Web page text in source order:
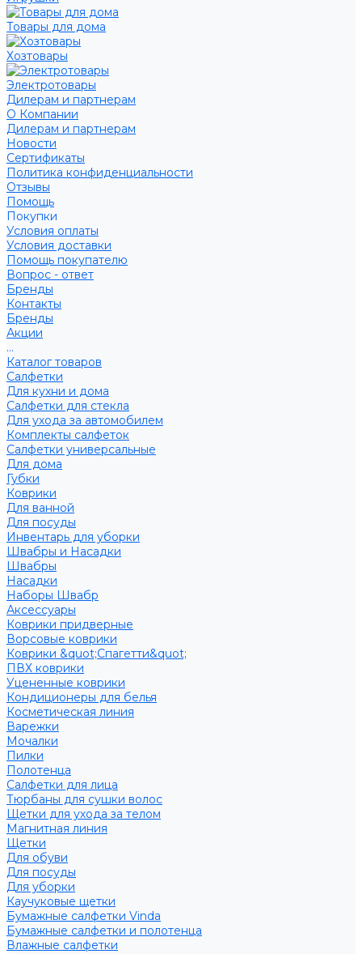
Товары для дома
Хозтовары
Электротовары
Дилерам и партнерам
О Компании
Дилерам и партнерам
Новости
Сертификаты
Политика конфиденциальности
Отзывы
Помощь
Покупки
Условия оплаты
Условия доставки
Помощь покупателю
Вопрос - ответ
Бренды
Контакты
Бренды
Акции
...
Каталог товаров
Салфетки
Для кухни и дома
Салфетки для стекла
Для ухода за автомобилем
Комплекты салфеток
Салфетки универсальные
Для дома
Губки
Коврики
Для ванной
Для посуды
Инвентарь для уборки
Швабры и Насадки
Швабры
Насадки
Наборы Швабр
Аксессуары
Коврики придверные
Ворсовые коврики
Коврики &quot;Спагетти&quot;
ПВХ коврики
Уцененные коврики
Кондиционеры для белья
Косметическая линия
Варежки
Мочалки
Пилки
Полотенца
Салфетки для лица
Тюрбаны для сушки волос
Щетки для ухода за телом
Магнитная линия
Щетки
Для обуви
Для посуды
Для уборки
Каучуковые щетки
Бумажные салфетки Vinda
Бумажные салфетки и полотенца
Влажные салфетки